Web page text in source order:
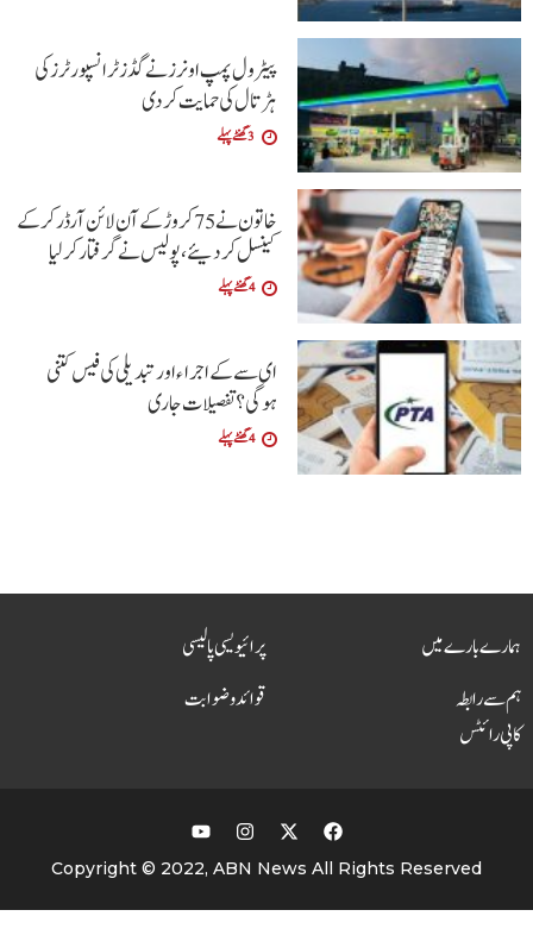
پیٹرول پمپ اونرز نے گڈز ٹرانسپورٹرز کی
ہڑتال کی حمایت کردی
3 گھنٹے پہلے
خاتون نے 75 کروڑ کے آن لائن آرڈر کرکے
کینسل کردیئے،پولیس نے گرفتار کرلیا
4 گھنٹے پہلے
ای سے کے اجراءاور تبدیلی کی فیس کتنی
ہوگی؟تفصیلات جاری
4 گھنٹے پہلے
ہمارے بارے میں
ہم سے رابطہ
پرائیویسی پالیسی
قوائد و ضوابت
کاپی رائٹس
Copyright © 2022, ABN News All Rights Reserved